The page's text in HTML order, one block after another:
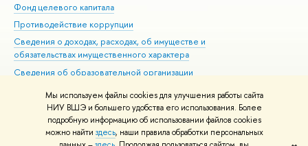
Мы используем файлы cookies для улучшения работы сайта
НИУ ВШЭ и большего удобства его использования. Более
подробную информацию об использовании файлов cookies
можно найти здесь, наши правила обработки персональных
Фонд целевого капитала
Противодействие коррупции
Сведения о доходах, расходах, об имуществе и
обязательствах имущественного характера
Сведения об образовательной организации
Людям с ограниченными возможностями здоровья
Единая платежная страница
Работа в Вышке